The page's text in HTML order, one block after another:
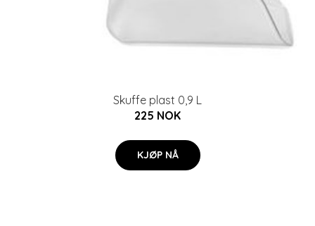
Skuffe plast 0,9 L
225 NOK
KJØP NÅ